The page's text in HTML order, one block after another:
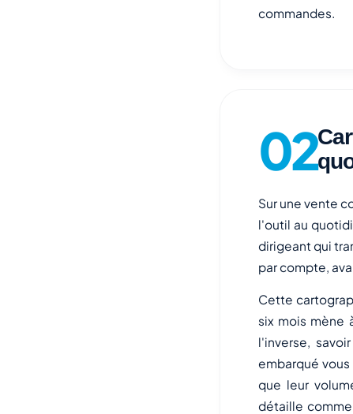
commandes.
Sur une vente
l'outil au
dirigeant qui
par compte,
Cette
six mois mène
l'inverse,
embarqué
que leur
détaille